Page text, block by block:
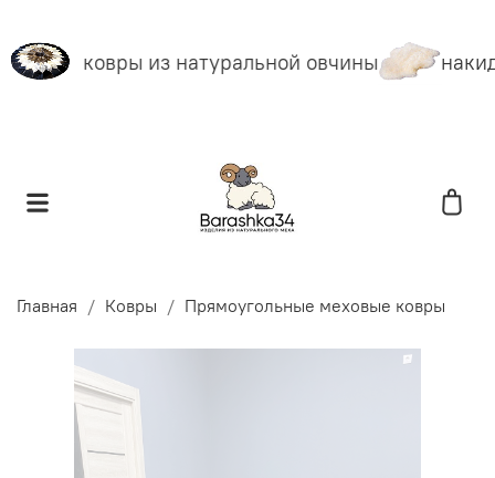
ковры из натуральной овчины
Главная Ковры Прямоугольные меховые ковры